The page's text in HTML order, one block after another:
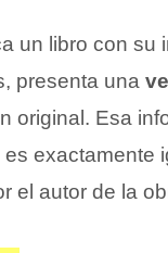
un libro con su
presenta una
original. Esa
exactamente
el autor de la